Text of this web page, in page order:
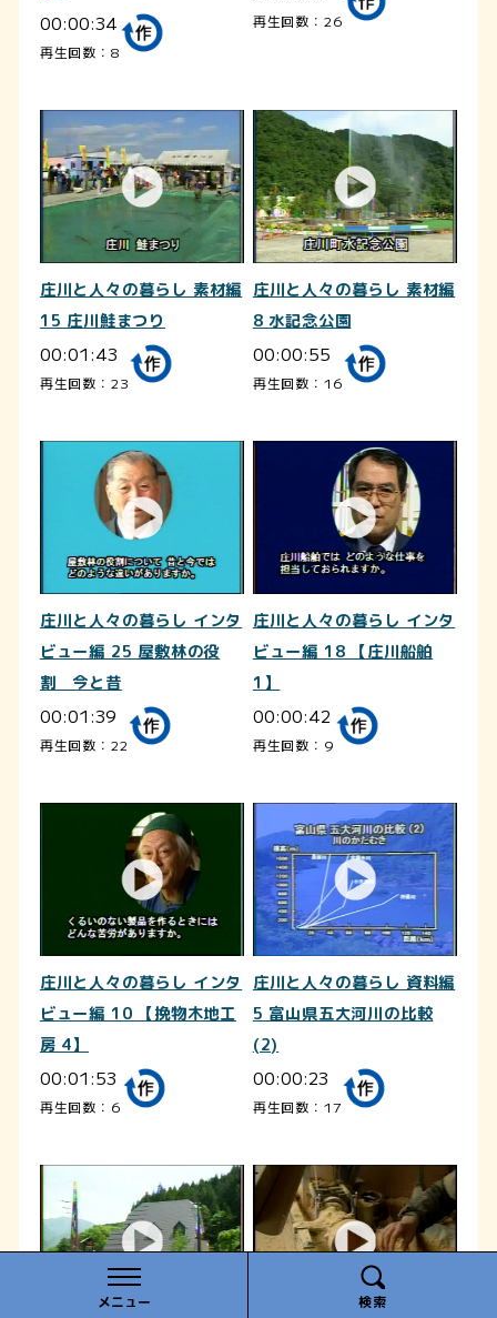
メニュー 検索
00:00:34
再生回数：8
再生回数：26
庄川と人々の暮らし 素材編
15 庄川鮭まつり
00:01:43
再生回数：23
庄川と人々の暮らし 素材編
8 水記念公園
00:00:55
再生回数：16
庄川と人々の暮らし インタ
ビュー編 25 屋敷林の役
割 今と昔
00:01:39
再生回数：22
庄川と人々の暮らし インタ
ビュー編 18 【庄川船舶
1】
00:00:42
再生回数：9
庄川と人々の暮らし インタ
ビュー編 10 【挽物木地工
房 4】
00:01:53
再生回数：6
庄川と人々の暮らし 資料編
5 富山県五大河川の比較
(2)
00:00:23
再生回数：17